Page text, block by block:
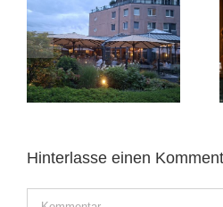
Kleine Auszeit in
Ostwestfalen
Hinterlasse einen
Kommentar